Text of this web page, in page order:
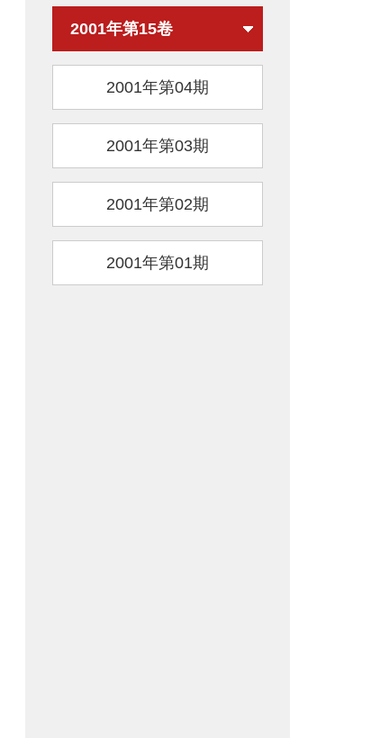
2001年第15卷
2001年第04期
2001年第03期
2001年第02期
2001年第01期